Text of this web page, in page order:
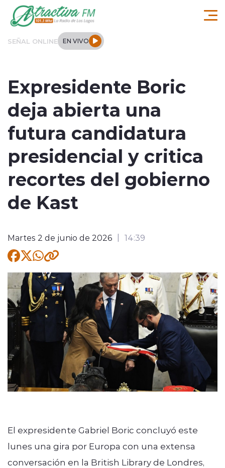
Click acá para ir directamente al contenido
SEÑAL ONLINE EN VIVO
Actualidad
Regionales
Tendencias
Internacional
Deportes
Quienes Somos
modo claro
Expresidente Boric
deja abierta una
futura candidatura
presidencial y critica
recortes del gobierno
de Kast
Martes 2 de junio de 2026 14:39
El expresidente Gabriel Boric concluyó este
lunes una gira por Europa con una extensa
conversación en la British Library de Londres,